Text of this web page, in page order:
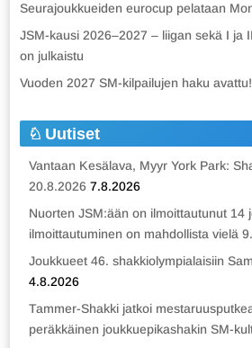
Seurajoukkueiden eurocup pelataan
JSM-kausi 2026–2027 – liigan sekä I ja
on julkaistu
Vuoden 2027 SM-kilpailujen haku avattu!
Uutiset
Vantaan Kesälava, Myyr York Park:
20.8.2026 7.8.2026
Nuorten JSM:ään on ilmoittautunut 14
ilmoittautuminen on mahdollista vielä
Joukkueet 46. shakkiolympialaisiin
4.8.2026
Tammer-Shakki jatkoi
peräkkäinen joukkuepikashakin SM-